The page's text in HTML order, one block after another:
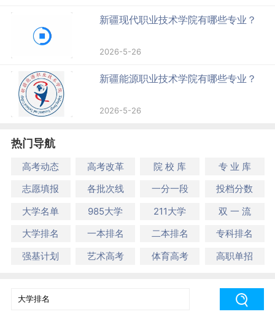
新疆现代职业技术学院有哪些专业？
2026-5-26
新疆能源职业技术学院有哪些专业？
2026-5-26
热门导航
高考动态 高考改革 院 校 库
专 业 库
志愿填报
各批次线 一分一段
投档分数
大学名单
985大学 211大学
双 一 流
大学排名
一本排名 二本排名
专科排名
强基计划
艺术高考 体育高考 高职单招